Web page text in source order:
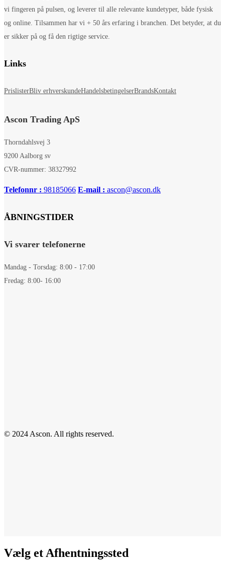
vi fingeren på pulsen, og leverer til alle relevante kundetyper, både fysisk
og online. Tilsammen har vi + 50 års erfaring i branchen. Det betyder, at du
er sikker på og få den rigtige service.
Links
PrislisterBliv erhverskundeHandelsbetingelserBrandsKontakt
Ascon Trading ApS
Thorndahlsvej 3
9200 Aalborg sv
CVR-nummer: 38327992
Telefonnr : 98185066 E-mail : ascon@ascon.dk
ÅBNINGSTIDER
Vi svarer telefonerne
Mandag - Torsdag: 8:00 - 17:00
Fredag: 8:00- 16:00
© 2024 Ascon. All rights reserved.
Vælg et Afhentningssted